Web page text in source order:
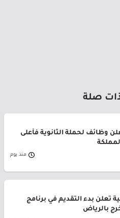
ذات صلة
وظائف لحملة الثانوية فأعلى
منذ يوم
تعلن بدء التقديم في برنامج
بالرياض